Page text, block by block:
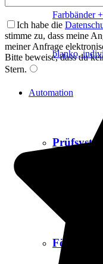
Farbbänder
blanko,
Automation
Ich habe die
stimme zu, dass meine
meiner Anfrage
Bitte beweise, dass du
Stern.